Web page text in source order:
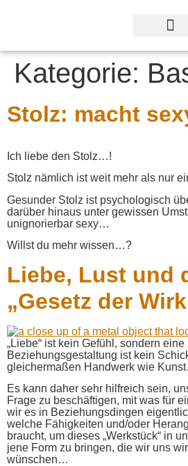
Kategorie:
Stolz: macht
Ich liebe den Stolz…!
Stolz nämlich ist weit mehr als nur
Gesunder Stolz ist psychologisch
darüber hinaus unter gewissen
unignorierbar sexy…
Willst du mehr wissen…?
Liebe, Lust und
„Gesetz der
„Liebe“ ist kein Gefühl, sondern
Beziehungsgestaltung ist kein
gleichermaßen Handwerk wie
Es kann daher sehr hilfreich sein,
Frage zu beschäftigen, mit was für
wir es in Beziehungsdingen
welche Fähigkeiten und/oder
braucht, um dieses „Werkstück“ in
jene Form zu bringen, die wir uns
wünschen…